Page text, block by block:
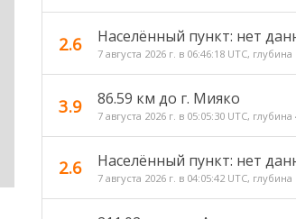
2.6 Населённый пункт: нет
7 августа 2026 г. в 06:46:18 UTC, глубина
3.9 86.59 км до г. Мияко
7 августа 2026 г. в 05:05:30 UTC, глубина
2.6 Населённый пункт: нет
7 августа 2026 г. в 04:05:42 UTC, глубина